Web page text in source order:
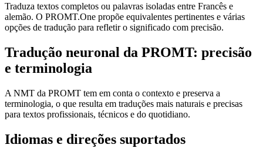
Traduza textos completos ou palavras isoladas entre Francês e
alemão. O PROMT.One propõe equivalentes pertinentes e várias
opções de tradução para refletir o significado com precisão.
Tradução neuronal da PROMT: precisão
e terminologia
A NMT da PROMT tem em conta o contexto e preserva a
terminologia, o que resulta em traduções mais naturais e precisas
para textos profissionais, técnicos e do quotidiano.
Idiomas e direções suportados